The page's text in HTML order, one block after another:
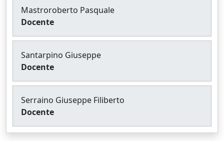
Mastroroberto Pasquale
Docente
Santarpino Giuseppe
Docente
Serraino Giuseppe Filiberto
Docente